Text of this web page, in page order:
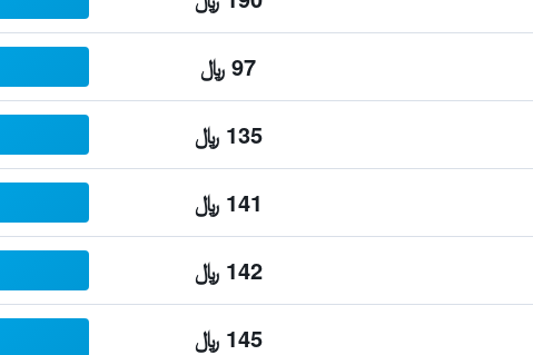
97 ﷼
135 ﷼
141 ﷼
142 ﷼
145 ﷼